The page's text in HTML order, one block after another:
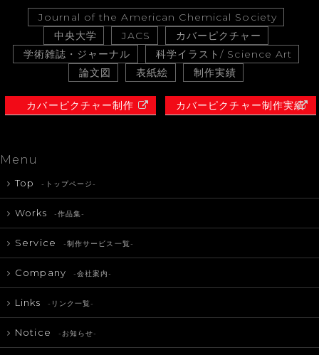
Journal of the American Chemical Society
中央大学
JACS
カバーピクチャー
学術雑誌・ジャーナル
科学イラスト/ Science Art
論文図
表紙絵 制作実績
カバーピクチャー制作 カバーピクチャー制作実績
Menu
Top -トップページ-
Works -作品集-
Service -制作サービス一覧-
Company -会社案内-
Links -リンク一覧-
Notice -お知らせ-